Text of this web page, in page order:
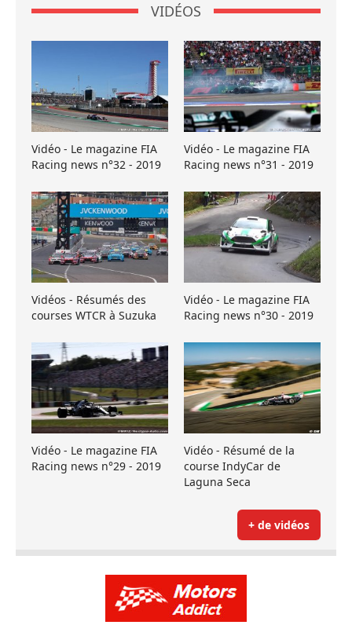
VIDÉOS
Vidéo - Le magazine FIA
Racing news n°32 - 2019
Vidéo - Le magazine FIA
Racing news n°31 - 2019
Vidéos - Résumés des
courses WTCR à Suzuka
Vidéo - Le magazine FIA
Racing news n°30 - 2019
Vidéo - Le magazine FIA
Racing news n°29 - 2019
Vidéo - Résumé de la
course IndyCar de
Laguna Seca
+ de vidéos